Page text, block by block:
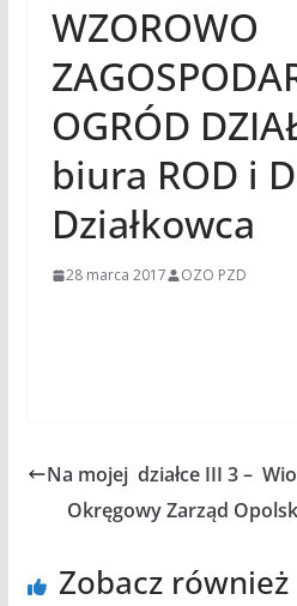
WZOROWO
OGRÓD
biura ROD i
Działkowca
28 marca 2017 OZO PZD
Na mojej działce III 3 –
Okręgowy Zarząd
Zobacz również